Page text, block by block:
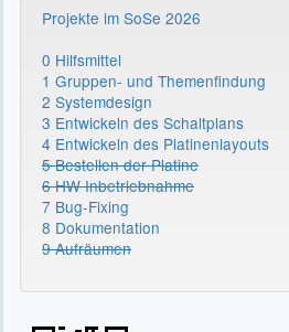
Projekte im SoSe 2026
0 Hilfsmittel
1 Gruppen- und Themenfindung
2 Systemdesign
3 Entwickeln des Schaltplans
4 Entwickeln des Platinenlayouts
5 Bestellen der Platine
6 HW Inbetriebnahme
7 Bug-Fixing
8 Dokumentation
9 Aufräumen